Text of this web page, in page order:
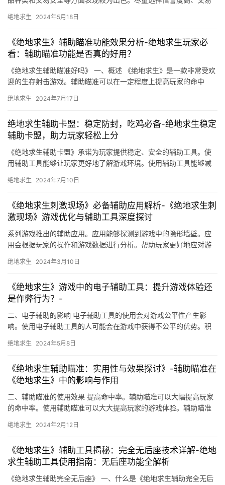
绝地求生 2024年5月18日
《绝地求生》辅助瞄准功能效果分析-绝地求生玩家必
看：辅助瞄准功能是否真的好用？
《绝地求生辅助瞄准好吗》 一、概述 《绝地求生》是一款非常受欢
迎的生存射击游戏。辅助瞄准可以在一定程度上提高玩家的命中
绝地求生 2024年7月17日
绝地求生辅助卡盟：稳定防封，吃鸡必备-绝地求生稳定
辅助卡盟，助力玩家轻松上分
《绝地求生辅助卡盟》承诺为玩家提供稳定、安全的辅助工具。使
用辅助工具能够让玩家更好地了解游戏环境。使用辅助工具能够减
绝地求生 2024年7月10日
《绝地求生刺激现场》必备辅助应用解析-《绝地求生刺
激现场》游戏优化与辅助工具深度探讨
系列游戏推出的辅助应用。应用能够探测到游戏中的隐形墙壁。应
用会根据玩家的操作和游戏数据进行分析。帮助玩家更好地应对游
绝地求生 2024年3月10日
《绝地求生》游戏中的电子辅助工具：提升游戏体验还
是作弊行为？-
二、电子辅助的影响 电子辅助工具的使用会对游戏公平性产生影
响。使用电子辅助工具的人可能会在游戏中获得不公平的优势。积
绝地求生 2024年5月8日
《绝地求生辅助瞄准：实用性与效果探讨》-辅助瞄准在
《绝地求生》中的影响与作用
二、辅助瞄准的使用效果 提高命中率。辅助瞄准可以大幅提高玩家
的命中率。使用辅助瞄准可以大大提高玩家的游戏体验。辅助瞄准
绝地求生 2024年2月12日
《绝地求生》辅助工具揭秘：完全无后座技术详解-绝地
求生辅助工具使用指南：无后座功能全解析
《绝地求生辅助完全无后座》 一、什么是《绝地求生辅助完全无后